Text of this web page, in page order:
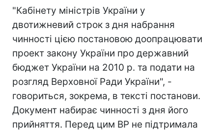
"Кабінету міністрів України у
двотижневий строк з дня набрання
чинності цією постановою доопрацювати
проект закону України про державний
бюджет України на 2010 р. та подати на
розгляд Верховної Ради України", -
говориться, зокрема, в тексті постанови.
Документ набирає чинності з дня його
прийняття. Перед цим ВР не підтримала